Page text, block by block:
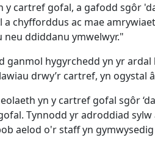
y cartref gofal, a gafodd sgôr
chyfforddus ac mae
neu ddiddanu ymwelwyr."
ganmol hygyrchedd yn yr
drwy’r cartref, yn ogystal
yn y cartref gofal sgôr
Tynnodd yr adroddiad
aelod o'r staff yn gymwysedig